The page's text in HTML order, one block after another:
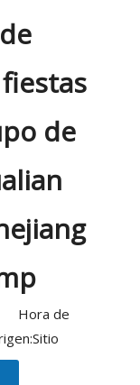
de
Hora de
Sitio